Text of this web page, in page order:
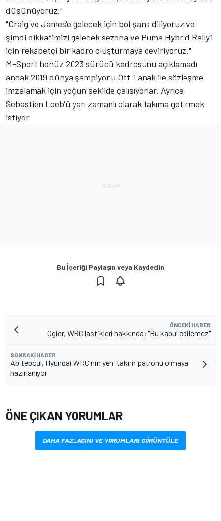
düşünüyoruz."
"Craig ve James'e gelecek için bol şans diliyoruz ve
şimdi dikkatimizi gelecek sezona ve Puma Hybrid Rally1
için rekabetçi bir kadro oluşturmaya çeviriyoruz."
M-Sport henüz 2023 sürücü kadrosunu açıklamadı
ancak 2019 dünya şampiyonu Ott Tanak ile sözleşme
imzalamak için yoğun şekilde çalışıyorlar. Ayrıca
Sebastien Loeb'ü yarı zamanlı olarak takıma getirmek
istiyor.
Bu İçeriği Paylaşın veya Kaydedin
ÖNCEKI HABER
Ogier, WRC lastikleri hakkında: "Bu kabul edilemez"
SONRAKI HABER
Abiteboul, Hyundai WRC'nin yeni takım patronu olmaya
hazırlanıyor
ÖNE ÇIKAN YORUMLAR
DAHA FAZLASINI VE YORUMLARI GÖRÜNTÜLE